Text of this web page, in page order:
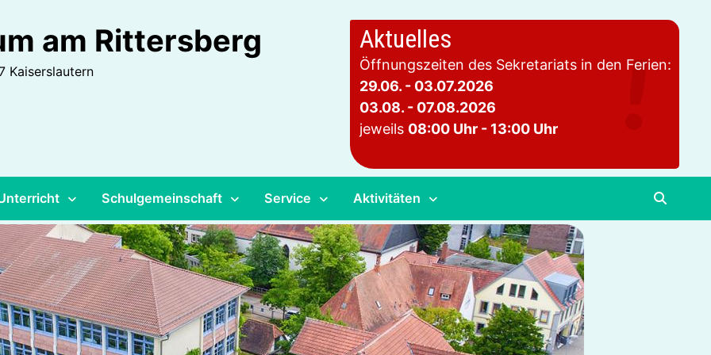
am Rittersberg
Kaiserslautern
Aktuelles
Öffnungszeiten des Sekretariats in den Ferien:
29.06. - 03.07.2026
03.08. - 07.08.2026
jeweils 08:00 Uhr - 13:00 Uhr
Schulgemeinschaft Service Aktivitäten